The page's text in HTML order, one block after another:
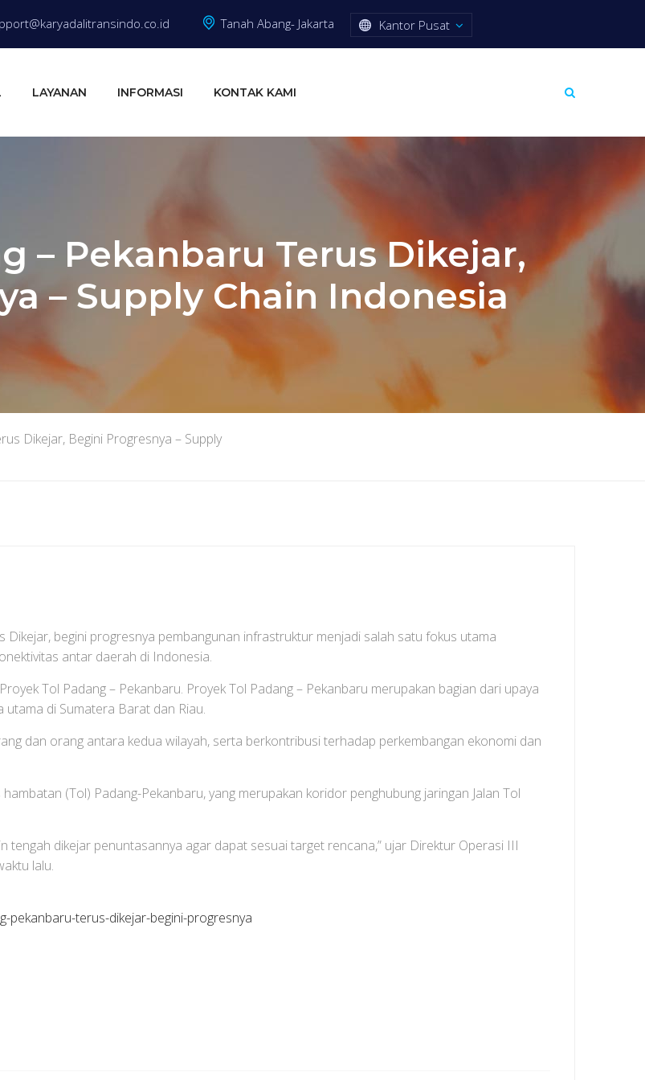
Tanah Abang- Jakarta Kantor Pusat
LAYANAN INFORMASI KONTAK KAMI
– Pekanbaru Terus Dikejar,
– Supply Chain Indonesia
Dikejar, Begini Progresnya – Supply
Dikejar, begini progresnya pembangunan infrastruktur menjadi salah satu fokus utama
antar daerah di Indonesia.
Tol Padang – Pekanbaru. Proyek Tol Padang – Pekanbaru merupakan bagian dari upaya
di Sumatera Barat dan Riau.
dan orang antara kedua wilayah, serta berkontribusi terhadap perkembangan ekonomi dan
(Tol) Padang-Pekanbaru, yang merupakan koridor penghubung jaringan Jalan Tol
tengah dikejar penuntasannya agar dapat sesuai target rencana,” ujar Direktur Operasi III
lalu.
pekanbaru-terus-dikejar-begini-progresnya